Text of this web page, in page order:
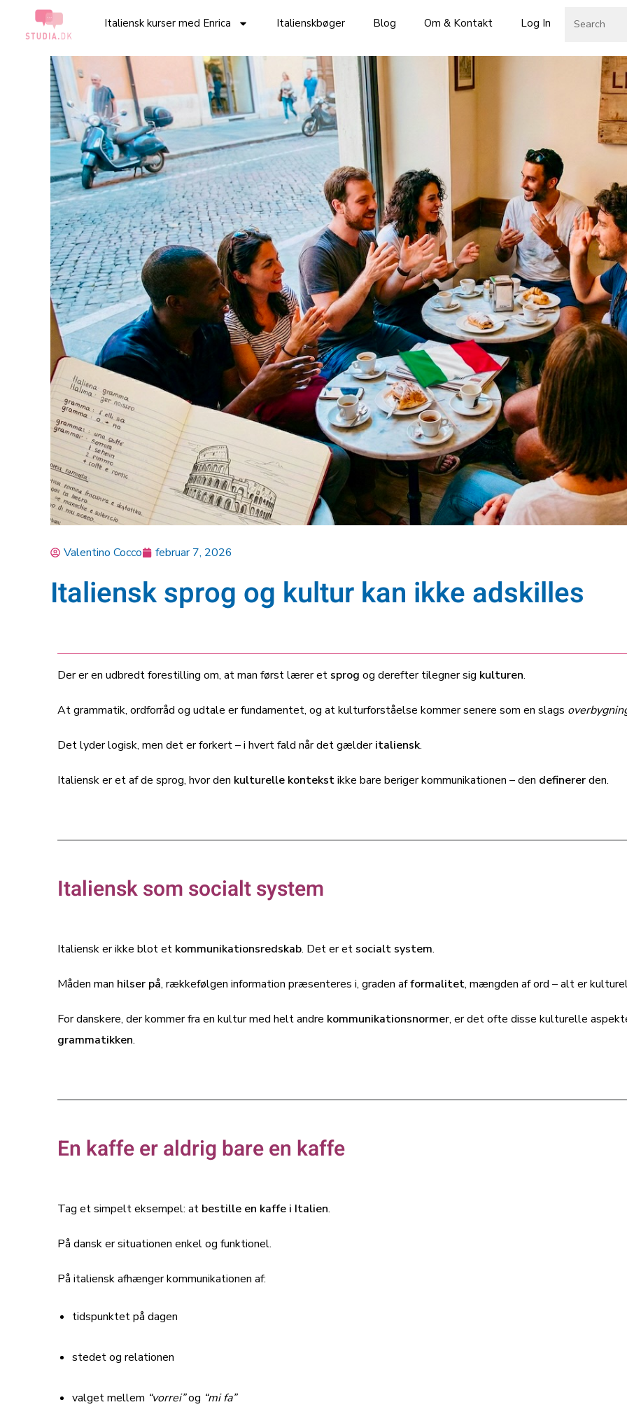
Italiensk kurser med Enrica Italienskbøger Blog Om & Kontakt Log In
Valentino Cocco februar 7, 2026
Italiensk sprog og kultur kan ikke adskilles
Der er en udbredt forestilling om, at man først lærer et sprog og derefter tilegner sig kulturen.
At grammatik, ordforråd og udtale er fundamentet, og at kulturforståelse kommer senere som en slags
Det lyder logisk, men det er forkert – i hvert fald når det gælderitaliensk.
Italiensk er et af de sprog, hvor den kulturelle kontekstikke bare beriger kommunikationen – den definererden.
Italiensk som socialt system
Italiensk er ikke blot et kommunikationsredskab. Det er et socialt system.
Måden man hilser på, rækkefølgen information præsenteres i, graden afformalitet, mængden af ord – alt er
For danskere, der kommer fra en kultur med helt andre kommunikationsnormer, er det ofte disse kulturelle
grammatikken.
En kaffe er aldrig bare en kaffe
Tag et simpelt eksempel: at bestille en kaffe i Italien.
På dansk er situationen enkel og funktionel.
På italiensk afhænger kommunikationen af:
tidspunktet på dagen
stedet og relationen
valget mellem “vorrei”og “mi fa”